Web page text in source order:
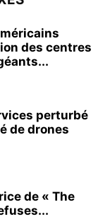
des centres
perturbé
de drones
de « The